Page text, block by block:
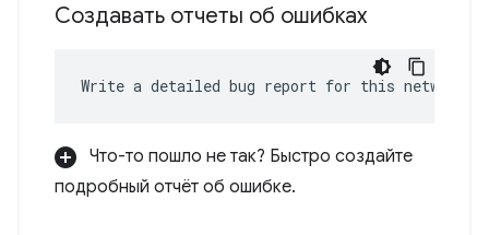
Создавать отчеты об ошибках
Write a detailed bug report for this network
Что-то пошло не так? Быстро создайте
подробный отчёт об ошибке.